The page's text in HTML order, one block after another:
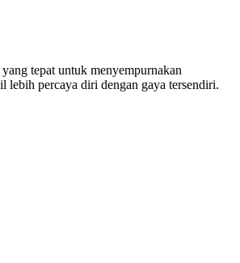
tepat untuk menyempurnakan
lebih percaya diri dengan gaya tersendiri.